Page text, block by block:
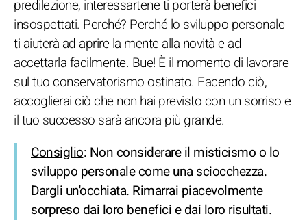
predilezione, interessartene ti porterà benefici
insospettati. Perché? Perché lo sviluppo personale
ti aiuterà ad aprire la mente alla novità e ad
accettarla facilmente. Bue! È il momento di lavorare
sul tuo conservatorismo ostinato. Facendo ciò,
accoglierai ciò che non hai previsto con un sorriso e
il tuo successo sarà ancora più grande.
Consiglio: Non considerare il misticismo o lo
sviluppo personale come una sciocchezza.
Dargli un'occhiata. Rimarrai piacevolmente
sorpreso dai loro benefici e dai loro risultati.